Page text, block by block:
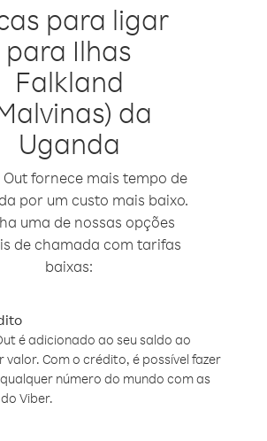
para ligar
para Ilhas
Falkland
da
Uganda
Out fornece mais tempo de
por um custo mais baixo.
uma de nossas opções
de chamada com tarifas
baixas:
é adicionado ao seu saldo ao
Com o crédito, é possível fazer
número do mundo com as
Viber.